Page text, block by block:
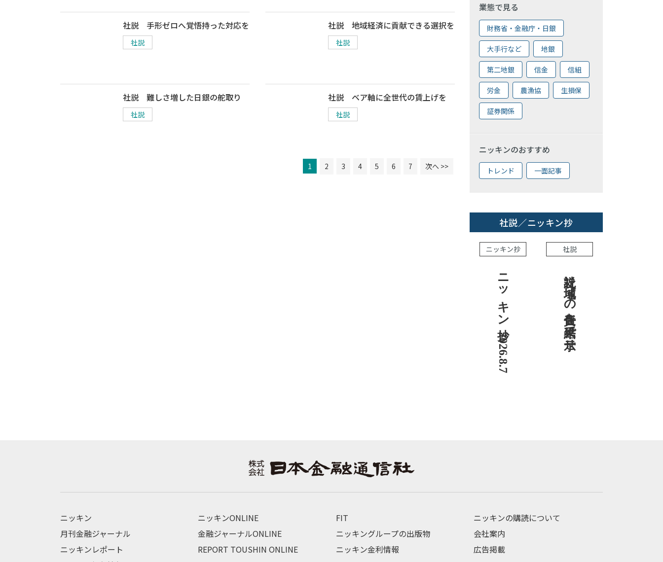
社説 手形ゼロへ覚悟持った対応を
社説
社説 地域経済に貢献できる選択を
社説
社説 難しさ増した日銀の舵取り
社説
社説 ベア軸に全世代の賃上げを
社説
1 2 3 4 5 6 7 次へ >>
業態で見る
財務省・金融庁・日銀
大手行など 地銀
第二地銀 信金 信組
労金 農漁協 生損保
証券関係
ニッキンのおすすめ
トレンド 一面記事
社説／ニッキン抄
ニッキン抄
ニッキン抄 2026.8.7
社説
社説 地域への責任を結果で示せ
ニッキン
月刊金融ジャーナル
ニッキンレポート
ニッキンONLINE
金融ジャーナルONLINE
REPORT TOUSHIN ONLINE
FIT
ニッキングループの出版物
ニッキン金利情報
ニッキンの購読について
会社案内
広告掲載